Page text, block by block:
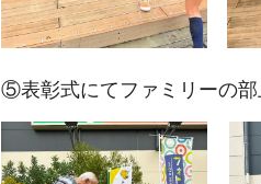
⑤表彰式にてファミリーの部